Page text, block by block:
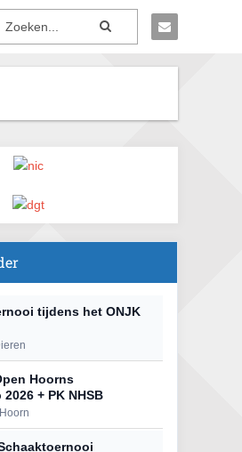
tijdens het ONJK
Hoorns
+ PK NHSB